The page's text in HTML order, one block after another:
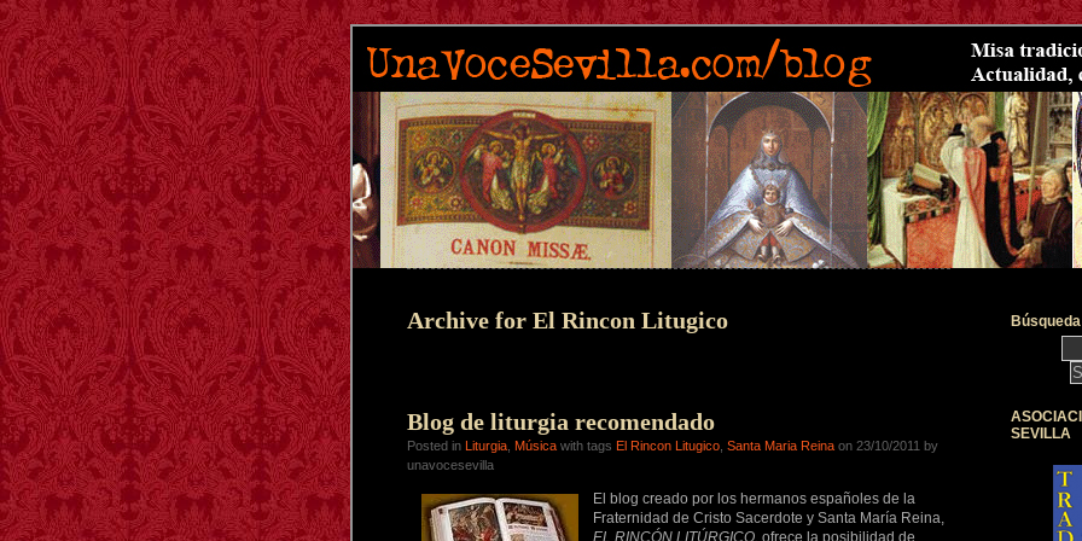
Archive for El Rincon Litugico
Blog de liturgia recomendado
Posted in Liturgia Música with tags El Rincon Litugico Santa Maria Reina on 23/10/2011 by
unavocesevilla
El blog creado por los hermanos españoles de la
Fraternidad de Cristo Sacerdote y Santa María Reina,
EL RINCÓN LITÚRGICO, ofrece la posibilidad de
SEVILLA